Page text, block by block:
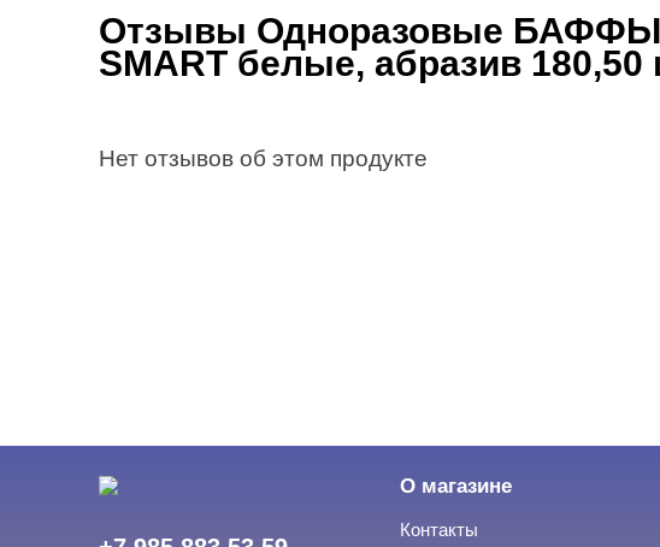
Отзывы Одноразовые БАФФЫ
SMART белые, абразив 180,50
Нет отзывов об этом продукте
О магазине
Контакты